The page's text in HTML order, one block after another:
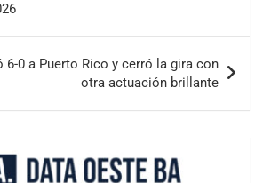
6-0 a Puerto Rico y cerró la gira con
otra actuación brillante